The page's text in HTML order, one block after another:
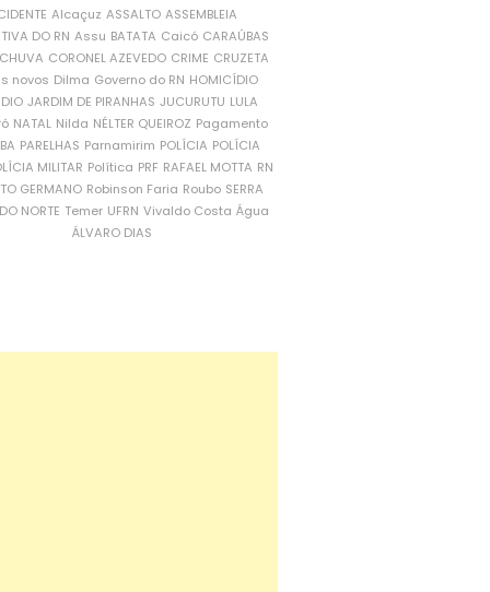
Alcaçuz ASSALTO ASSEMBLEIA
DO RN Assu BATATA Caicó CARAÚBAS
CORONEL AZEVEDO CRIME CRUZETA
novos Dilma Governo do RN HOMICÍDIO
JARDIM DE PIRANHAS JUCURUTU LULA
NATAL Nilda NÉLTER QUEIROZ Pagamento
PARELHAS Parnamirim POLÍCIA POLÍCIA
MILITAR Política PRF RAFAEL MOTTA RN
GERMANO Robinson Faria Roubo SERRA
NORTE Temer UFRN Vivaldo Costa Água
ÁLVARO DIAS